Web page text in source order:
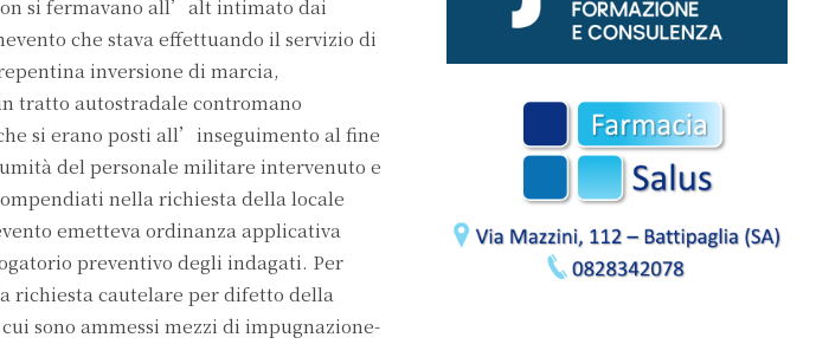
si fermavano all’alt intimato dai
che stava effettuando il servizio di
inversione di marcia,
tratto autostradale contromano
si erano posti all’inseguimento al fine
del personale militare intervenuto e
nella richiesta della locale
emetteva ordinanza applicativa
preventivo degli indagati. Per
richiesta cautelare per difetto della
sono ammessi mezzi di impugnazione-